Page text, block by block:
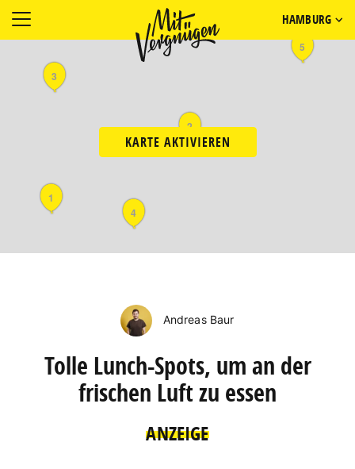
HAMBURG
KARTE AKTIVIEREN
1
3
2
4
5
Andreas Baur
Tolle Lunch-Spots, um an der
frischen Luft zu essen
ANZEIGE